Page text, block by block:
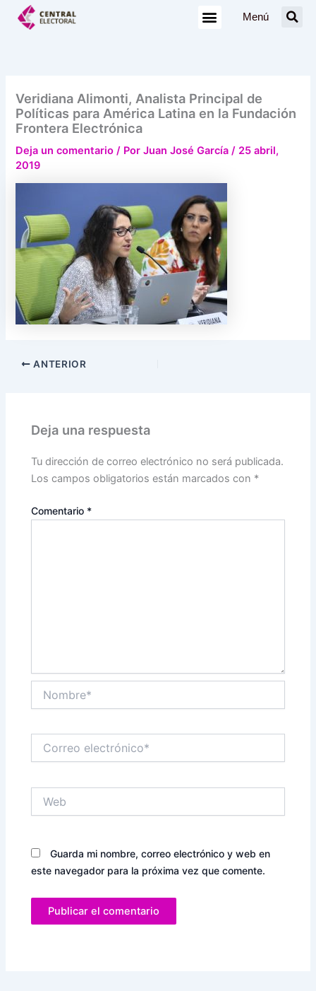
Menú
Veridiana Alimonti, Analista Principal de
Políticas para América Latina en la Fundación
Frontera Electrónica
Deja un comentario / PorJuan José García/ 25 abril,
2019
ANTERIOR
Deja una respuesta
Tu dirección de correo electrónico no será publicada.
Los campos obligatorios están marcados con *
Comentario *
electrónico*
Guarda mi nombre, correo electrónico y web en
este navegador para la próxima vez que comente.